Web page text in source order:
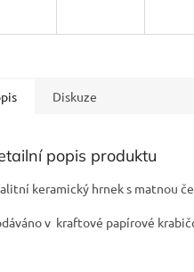
Diskuze
popis produktu
keramický hrnek s matnou
v kraftové papírové